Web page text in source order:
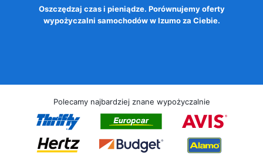
Oszczędzaj czas i pieniądze. Porównujemy oferty
wypożyczalni samochodów w Izumo za Ciebie.
Polecamy najbardziej znane wypożyczalnie